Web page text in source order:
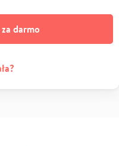
darmo